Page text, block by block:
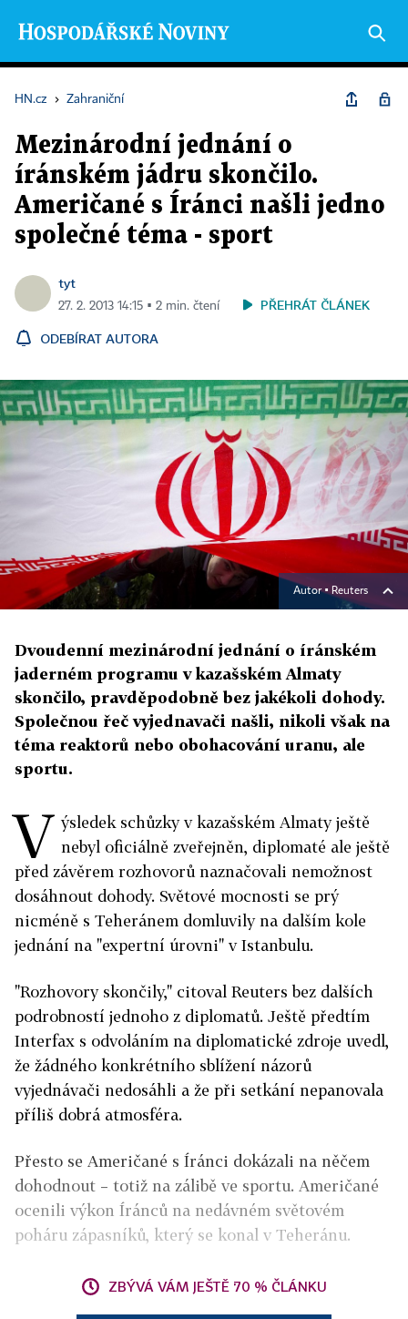
HN.cz › Zahraniční
Mezinárodní jednání o
íránském jádru skončilo.
Američané s Íránci našli jedno
společné téma - sport
tyt
27. 2. 2013 14:15 ▪ 2 min. čtení PŘEHRÁT ČLÁNEK
ODEBÍRAT AUTORA
Autor ▪ Reuters
Dvoudenní mezinárodní jednání o íránském
jaderném programu v kazašském Almaty
skončilo, pravděpodobně bez jakékoli dohody.
Společnou řeč vyjednavači našli, nikoli však na
téma reaktorů nebo obohacování uranu, ale
sportu.
V ýsledek schůzky v kazašském Almaty ještě
nebyl oficiálně zveřejněn, diplomaté ale ještě
před závěrem rozhovorů naznačovali nemožnost
dosáhnout dohody. Světové mocnosti se prý
nicméně s Teheránem domluvily na dalším kole
jednání na "expertní úrovni" v Istanbulu.
"Rozhovory skončily," citoval Reuters bez dalších
podrobností jednoho z diplomatů. Ještě předtím
Interfax s odvoláním na diplomatické zdroje uvedl,
že žádného konkrétního sblížení názorů
vyjednávači nedosáhli a že při setkání nepanovala
příliš dobrá atmosféra.
Přesto se Američané s Íránci dokázali na něčem
dohodnout – totiž na zálibě ve sportu. Američané
ocenili výkon Íránců na nedávném světovém
poháru zápasníků, který se konal v Teheránu.
ZBÝVÁ VÁM JEŠTĚ 70 % ČLÁNKU